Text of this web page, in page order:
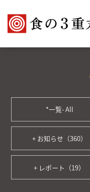
*一覧- All
+ お知らせ（360）
+ レポート（19）